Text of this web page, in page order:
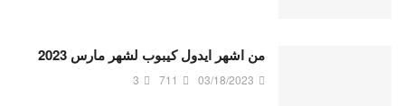
من اشهر ايدول كيبوب لشهر مارس 2023
03/18/2023
711
3